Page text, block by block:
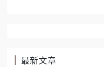
最新文章